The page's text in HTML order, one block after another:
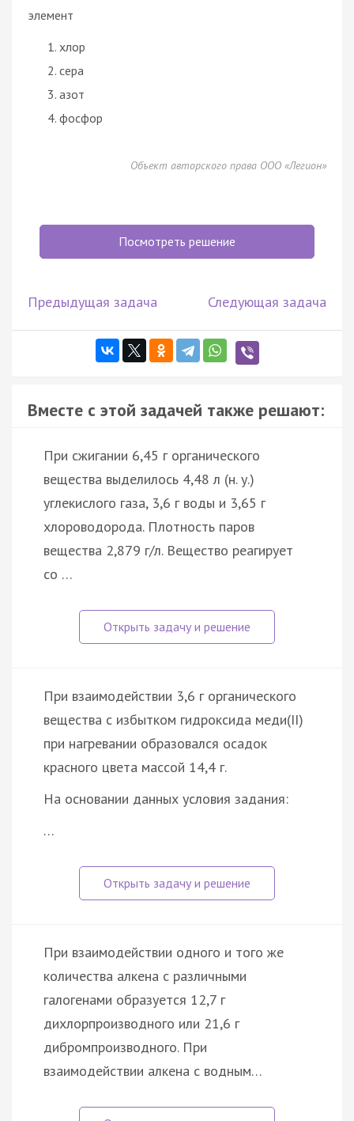
элемент
хлор
сера
азот
фосфор
Объект авторского права ООО «Легион»
Посмотреть решение
Предыдущая задача Следующая задача
Вместе с этой задачей также решают:
При сжигании 6,45 г органического
вещества выделилось 4,48 л (н. у.)
углекислого газа, 3,6 г воды и 3,65 г
хлороводорода. Плотность паров
вещества 2,879 г/л. Вещество реагирует
со …
При взаимодействии 3,6 г органического
вещества с избытком гидроксида меди(II)
при нагревании образовался осадок
красного цвета массой 14,4 г.
На основании данных условия задания:
…
При взаимодействии одного и того же
количества алкена с различными
галогенами образуется 12,7 г
дихлорпроизводного или 21,6 г
дибромпроизводного. При
взаимодействии алкена с водным…